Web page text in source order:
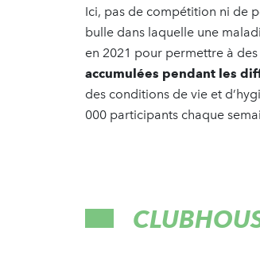
Ici, pas de compétition ni de
bulle dans laquelle une
en 2021 pour permettre à des
accumulées pendant les
des conditions de vie et
000 participants chaque